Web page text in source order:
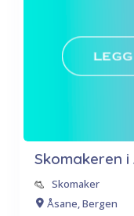
Skomakeren i
Skomaker
Åsane, Bergen